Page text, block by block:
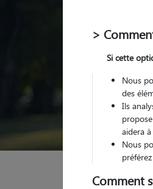
Garde animaux
>
Si cette
Nous
des
Ils
aidera
Nous
Comment